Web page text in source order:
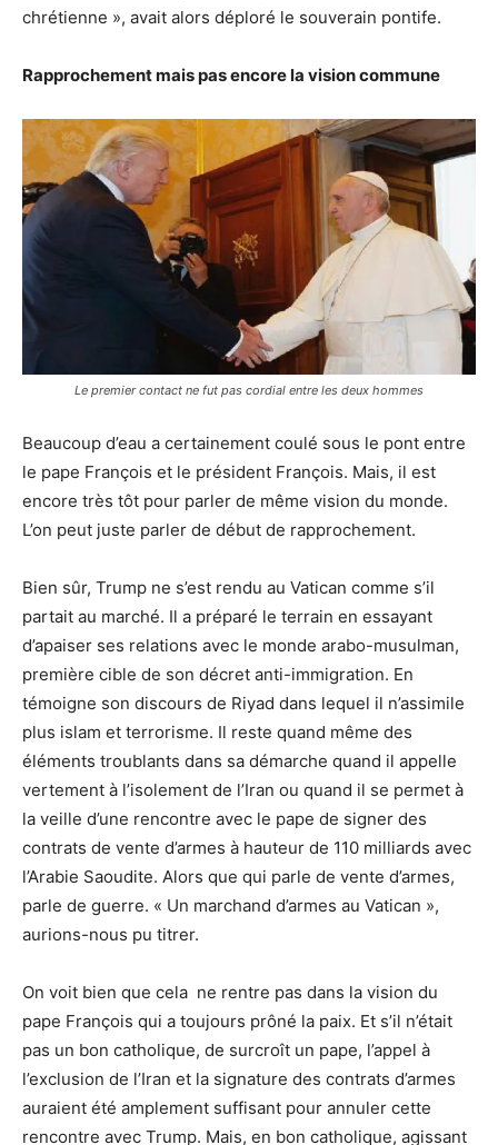
chrétienne », avait alors déploré le souverain pontife.
Rapprochement mais pas encore la vision commune
Le premier contact ne fut pas cordial entre les deux hommes
Beaucoup d’eau a certainement coulé sous le pont entre
le pape François et le président François. Mais, il est
encore très tôt pour parler de même vision du monde.
L’on peut juste parler de début de rapprochement.
Bien sûr, Trump ne s’est rendu au Vatican comme s’il
partait au marché. Il a préparé le terrain en essayant
d’apaiser ses relations avec le monde arabo-musulman,
première cible de son décret anti-immigration. En
témoigne son discours de Riyad dans lequel il n’assimile
plus islam et terrorisme. Il reste quand même des
éléments troublants dans sa démarche quand il appelle
vertement à l’isolement de l’Iran ou quand il se permet à
la veille d’une rencontre avec le pape de signer des
contrats de vente d’armes à hauteur de 110 milliards avec
l’Arabie Saoudite. Alors que qui parle de vente d’armes,
parle de guerre. « Un marchand d’armes au Vatican »,
aurions-nous pu titrer.
On voit bien que cela ne rentre pas dans la vision du
pape François qui a toujours prôné la paix. Et s’il n’était
pas un bon catholique, de surcroît un pape, l’appel à
l’exclusion de l’Iran et la signature des contrats d’armes
auraient été amplement suffisant pour annuler cette
rencontre avec Trump. Mais, en bon catholique, agissant